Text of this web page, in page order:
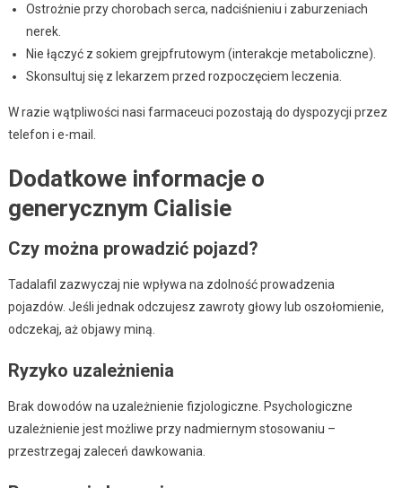
Ostrożnie przy chorobach serca, nadciśnieniu i zaburzeniach
nerek.
Nie łączyć z sokiem grejpfrutowym (interakcje metaboliczne).
Skonsultuj się z lekarzem przed rozpoczęciem leczenia.
W razie wątpliwości nasi farmaceuci pozostają do dyspozycji przez
telefon i e-mail.
Dodatkowe informacje o
generycznym Cialisie
Czy można prowadzić pojazd?
Tadalafil zazwyczaj nie wpływa na zdolność prowadzenia
pojazdów. Jeśli jednak odczujesz zawroty głowy lub oszołomienie,
odczekaj, aż objawy miną.
Ryzyko uzależnienia
Brak dowodów na uzależnienie fizjologiczne. Psychologiczne
uzależnienie jest możliwe przy nadmiernym stosowaniu –
przestrzegaj zaleceń dawkowania.